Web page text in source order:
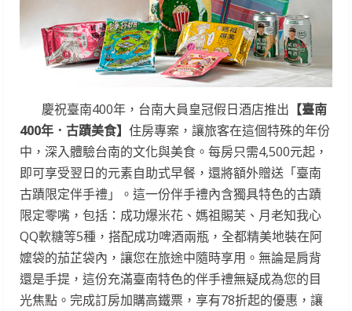
慶祝臺南400年，台南大員皇冠假日酒店推出 【臺南
400年．古蹟美食】 住房專案，讓旅客在這個特殊的年份
中，深入體驗台南的文化與美食。每房只需4,500元起，
即可享受翌日的元素自助式早餐，還將額外贈送「臺南
古蹟限定伴手禮」。這一份伴手禮內含獨具特色的古蹟
限定零嘴，包括：成功爆米花、媽祖賜芙、月老知我心
QQ軟糖等5種，搭配成功啤酒兩瓶，全都精美地裝在阿
嬤袋的茄芷袋內，讓您在旅途中隨時享用。無論是肩背
還是手提，這份充滿臺南特色的伴手禮無疑成為您的目
光焦點。完成訂房加購高鐵票，享有78折起的優惠，讓